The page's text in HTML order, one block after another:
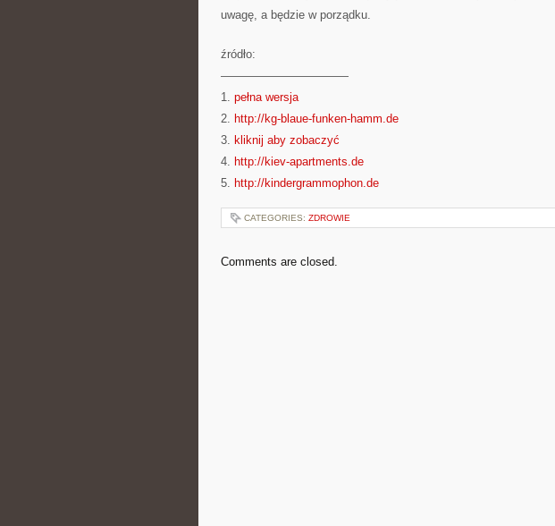
uwagę, a będzie w porządku.
źródło:
———————————
1. pełna wersja
2. http://kg-blaue-funken-hamm.de
3. kliknij aby zobaczyć
4. http://kiev-apartments.de
5. http://kindergrammophon.de
CATEGORIES: ZDROWIE
Comments are closed.